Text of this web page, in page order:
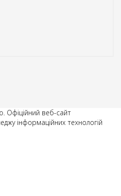
Офіційний веб-сайт
інформаційних технологій